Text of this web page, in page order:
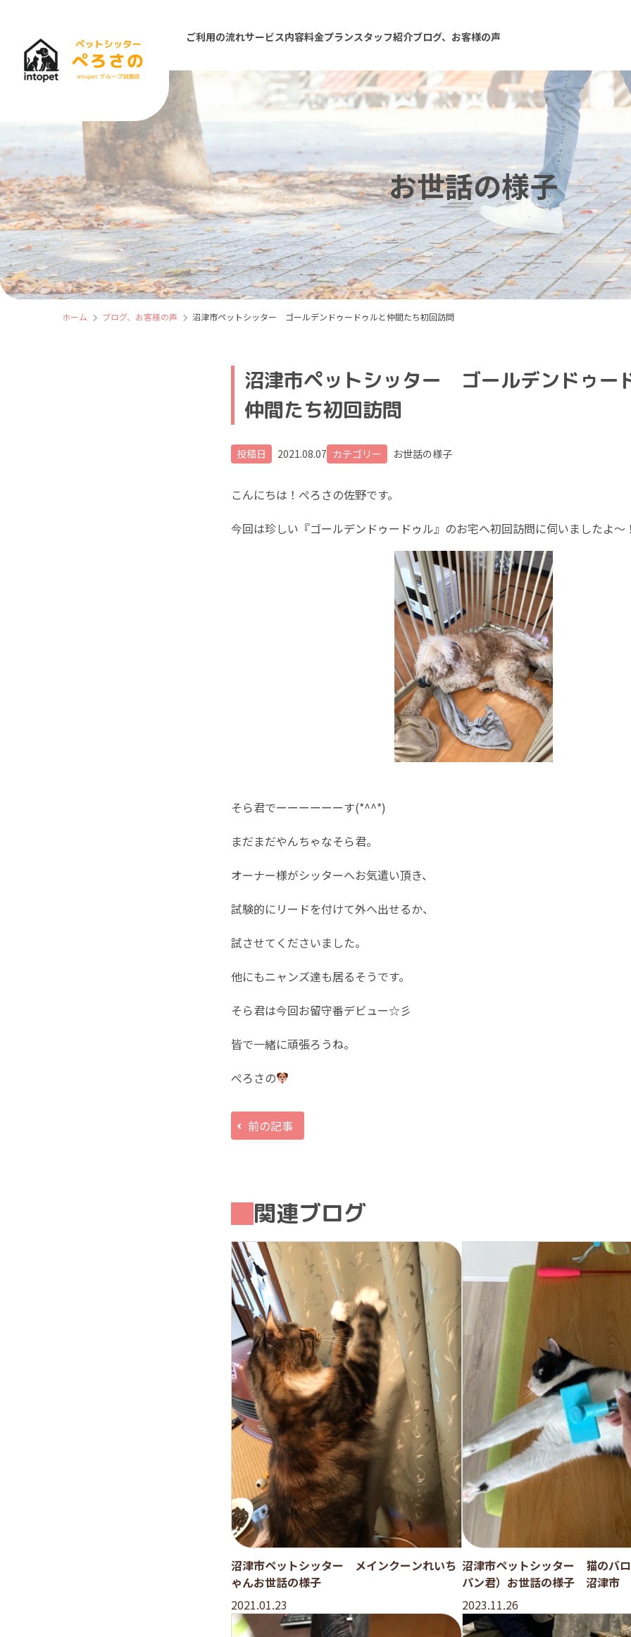
ご利用の流れサービス内容料金プランスタッフ紹介ブログ、お客様の声
お世話の様子
ホーム ブログ、お客様の声 沼津市ペットシッター ゴールデンドゥードゥルと仲間たち初回訪問
沼津市ペットシッター ゴールデンドゥー
仲間たち初回訪問
投稿日 2021.08.07 カテゴリー お世話の様子
こんにちは！ぺろさの佐野です。
今回は珍しい『ゴールデンドゥードゥル』のお宅へ初回訪問に伺いましたよ
そら君でーーーーーーす(*^^*)
まだまだやんちゃなそら君。
オーナー様がシッターへお気遣い頂き、
試験的にリードを付けて外へ出せるか、
試させてくださいました。
他にもニャンズ達も居るそうです。
そら君は今回お留守番デビュー☆彡
皆で一緒に頑張ろうね。
ぺろさの
前の記事
関連ブログ
沼津市ペットシッター メインクーンれいち
ゃんお世話の様子
2021.01.23
沼津市ペットシッター 猫のバ
パン君）お世話の様子 沼津市
2023.11.26